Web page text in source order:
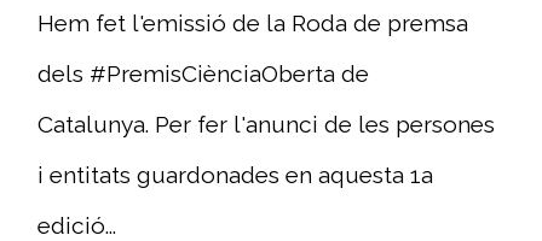
Hem fet l'emissió de la Roda de premsa
dels #PremisCiènciaOberta de
Catalunya. Per fer l'anunci de les persones
i entitats guardonades en aquesta 1a
edició...